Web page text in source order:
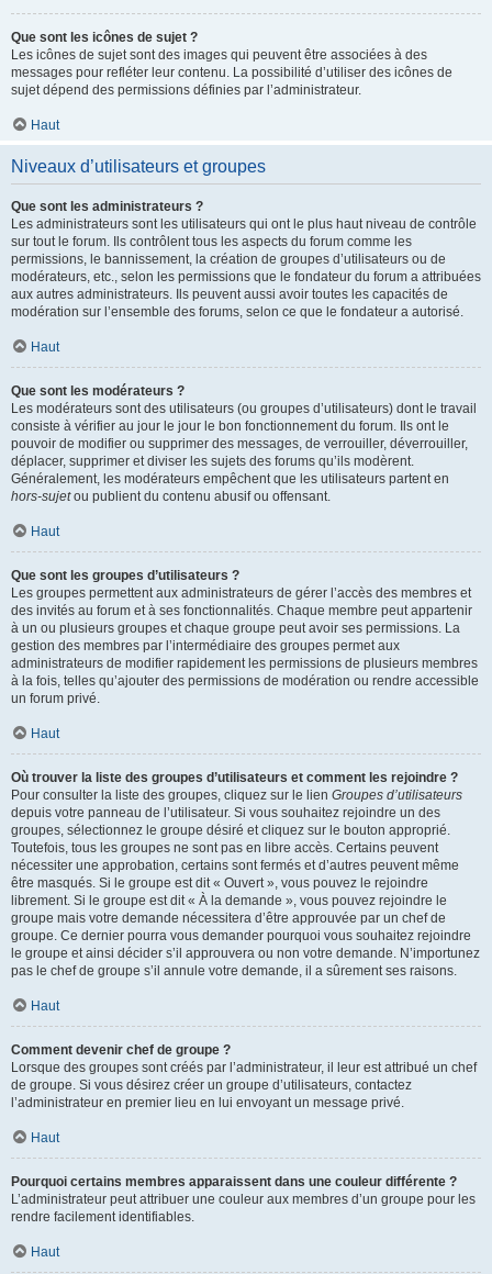
Que sont les icônes de sujet ?
Les icônes de sujet sont des images qui peuvent être associées à des
messages pour refléter leur contenu. La possibilité d’utiliser des icônes de
sujet dépend des permissions définies par l’administrateur.
Haut
Niveaux d’utilisateurs et groupes
Que sont les administrateurs ?
Les administrateurs sont les utilisateurs qui ont le plus haut niveau de contrôle
sur tout le forum. Ils contrôlent tous les aspects du forum comme les
permissions, le bannissement, la création de groupes d’utilisateurs ou de
modérateurs, etc., selon les permissions que le fondateur du forum a attribuées
aux autres administrateurs. Ils peuvent aussi avoir toutes les capacités de
modération sur l’ensemble des forums, selon ce que le fondateur a autorisé.
Haut
Que sont les modérateurs ?
Les modérateurs sont des utilisateurs (ou groupes d’utilisateurs) dont le travail
consiste à vérifier au jour le jour le bon fonctionnement du forum. Ils ont le
pouvoir de modifier ou supprimer des messages, de verrouiller, déverrouiller,
déplacer, supprimer et diviser les sujets des forums qu’ils modèrent.
Généralement, les modérateurs empêchent que les utilisateurs partent en
hors-sujetou publient du contenu abusif ou offensant.
Haut
Que sont les groupes d’utilisateurs ?
Les groupes permettent aux administrateurs de gérer l’accès des membres et
des invités au forum et à ses fonctionnalités. Chaque membre peut appartenir
à un ou plusieurs groupes et chaque groupe peut avoir ses permissions. La
gestion des membres par l’intermédiaire des groupes permet aux
administrateurs de modifier rapidement les permissions de plusieurs membres
à la fois, telles qu’ajouter des permissions de modération ou rendre accessible
un forum privé.
Haut
Où trouver la liste des groupes d’utilisateurs et comment les rejoindre ?
Pour consulter la liste des groupes, cliquez sur le lien Groupes d’utilisateurs
depuis votre panneau de l’utilisateur. Si vous souhaitez rejoindre un des
groupes, sélectionnez le groupe désiré et cliquez sur le bouton approprié.
Toutefois, tous les groupes ne sont pas en libre accès. Certains peuvent
nécessiter une approbation, certains sont fermés et d’autres peuvent même
être masqués. Si le groupe est dit « Ouvert », vous pouvez le rejoindre
librement. Si le groupe est dit « À la demande », vous pouvez rejoindre le
groupe mais votre demande nécessitera d’être approuvée par un chef de
groupe. Ce dernier pourra vous demander pourquoi vous souhaitez rejoindre
le groupe et ainsi décider s’il approuvera ou non votre demande. N’importunez
pas le chef de groupe s’il annule votre demande, il a sûrement ses raisons.
Haut
Comment devenir chef de groupe ?
Lorsque des groupes sont créés par l’administrateur, il leur est attribué un chef
de groupe. Si vous désirez créer un groupe d’utilisateurs, contactez
l’administrateur en premier lieu en lui envoyant un message privé.
Haut
Pourquoi certains membres apparaissent dans une couleur différente ?
L’administrateur peut attribuer une couleur aux membres d’un groupe pour les
rendre facilement identifiables.
Haut